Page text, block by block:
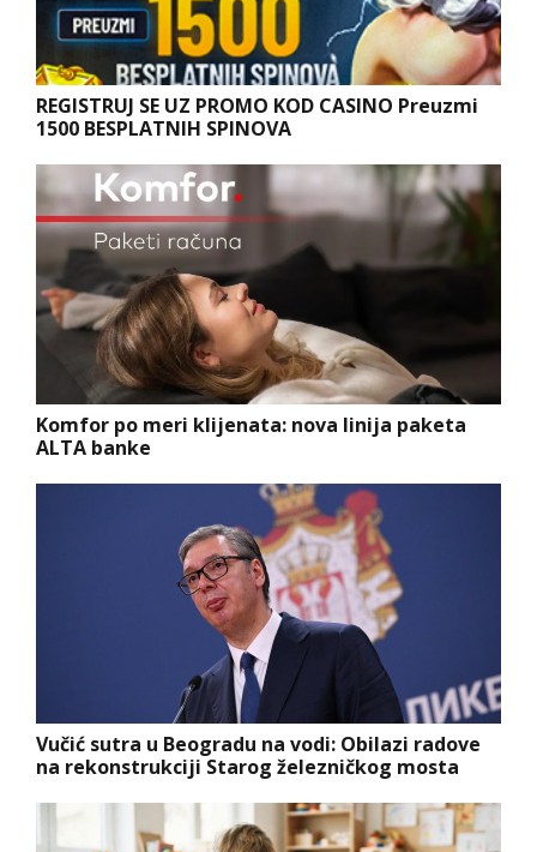
REGISTRUJ SE UZ PROMO KOD CASINO Preuzmi
1500 BESPLATNIH SPINOVA
Komfor po meri klijenata: nova linija paketa
ALTA banke
Vučić sutra u Beogradu na vodi: Obilazi radove
na rekonstrukciji Starog železničkog mosta